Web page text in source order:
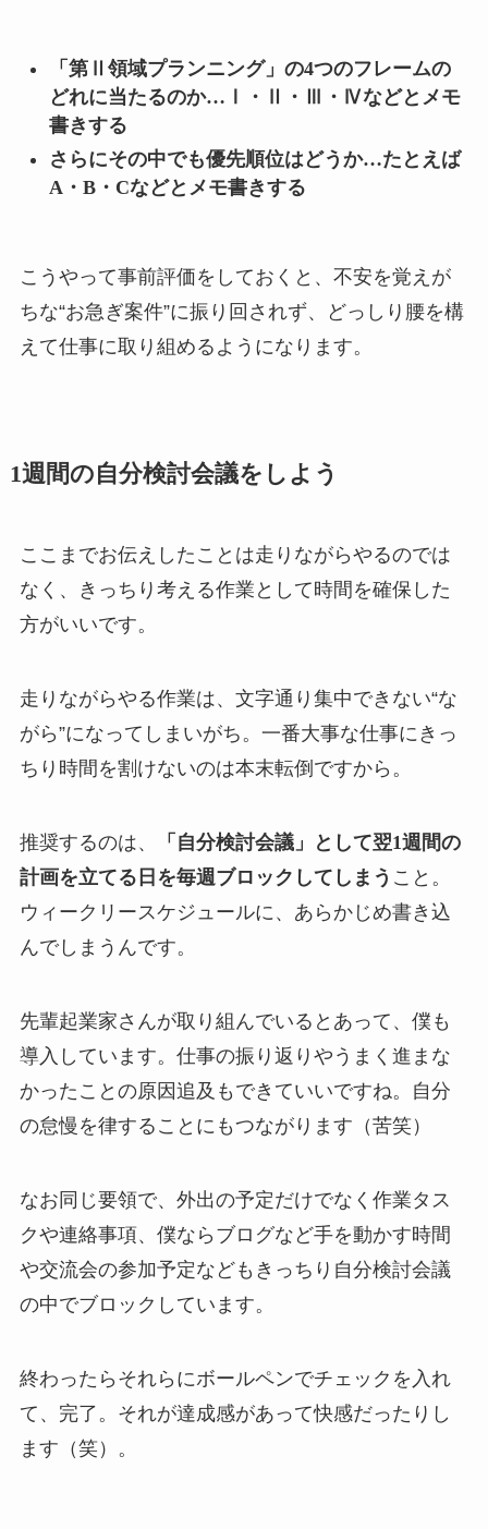
「第Ⅱ領域プランニング」の4つのフレームの
どれに当たるのか…Ⅰ・Ⅱ・Ⅲ・Ⅳなどとメモ
書きする
さらにその中でも優先順位はどうか…たとえば
A・B・Cなどとメモ書きする
こうやって事前評価をしておくと、不安を覚えが
ちな“お急ぎ案件”に振り回されず、どっしり腰を構
えて仕事に取り組めるようになります。
1週間の自分検討会議をしよう
ここまでお伝えしたことは走りながらやるのでは
なく、きっちり考える作業として時間を確保した
方がいいです。
走りながらやる作業は、文字通り集中できない“な
がら”になってしまいがち。一番大事な仕事にきっ
ちり時間を割けないのは本末転倒ですから。
推奨するのは、
「自分検討会議」として翌1週間の
計画を立てる日を毎週ブロックしてしまう こと。
ウィークリースケジュールに、あらかじめ書き込
んでしまうんです。
先輩起業家さんが取り組んでいるとあって、僕も
導入しています。仕事の振り返りやうまく進まな
かったことの原因追及もできていいですね。自分
の怠慢を律することにもつながります（苦笑）
なお同じ要領で、外出の予定だけでなく作業タス
クや連絡事項、僕ならブログなど手を動かす時間
や交流会の参加予定などもきっちり自分検討会議
の中でブロックしています。
終わったらそれらにボールペンでチェックを入れ
て、完了。それが達成感があって快感だったりし
ます（笑）。